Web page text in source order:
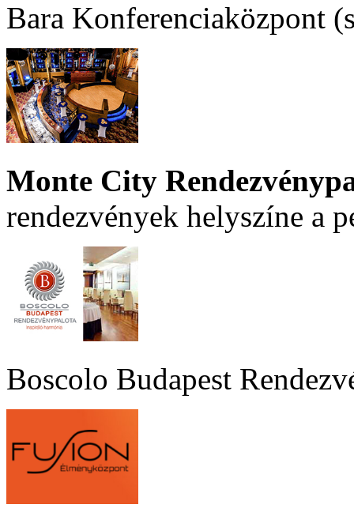
Bara Konferenciaközpont
Monte City
rendezvények helyszíne a
Boscolo Budapest